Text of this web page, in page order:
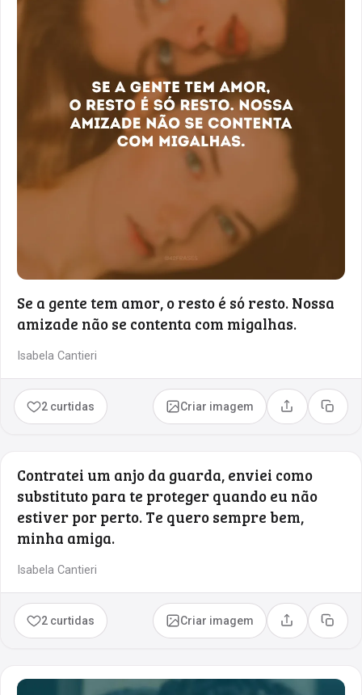
Se a gente tem amor, o resto é só resto. Nossa
amizade não se contenta com migalhas.
Isabela Cantieri
2 curtidas Criar imagem Compartilhar
Copiar
Contratei um anjo da guarda, enviei como
substituto para te proteger quando eu não
estiver por perto. Te quero sempre bem,
minha amiga.
Isabela Cantieri
2 curtidas Criar imagem Compartilhar
Copiar